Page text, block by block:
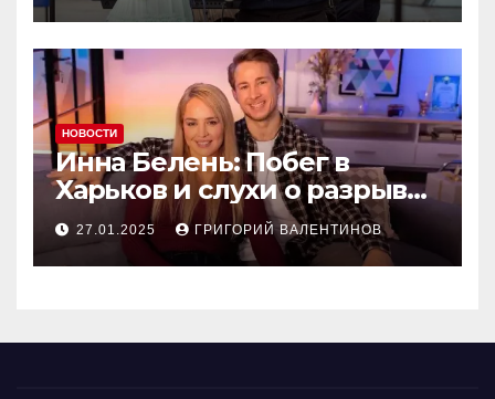
НОВОСТИ
Инна Белень: Побег в
Харьков и слухи о разрыве
с Александром Терёном
27.01.2025 ГРИГОРИЙ ВАЛЕНТИНОВ